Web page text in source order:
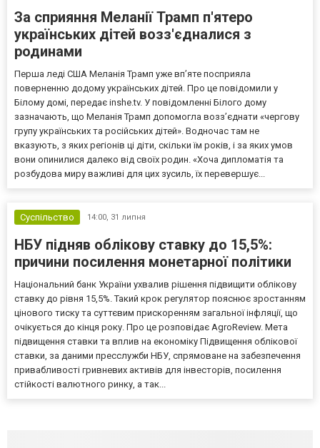
За сприяння Меланії Трамп п'ятеро
українських дітей возз'єдналися з
родинами
Перша леді США Меланія Трамп уже впʼяте посприяла
поверненню додому українських дітей. Про це повідомили у
Білому домі, передає inshe.tv. У повідомленні Білого дому
зазначають, що Меланія Трамп допомогла возз’єднати «чергову
групу українських та російських дітей». Водночас там не
вказують, з яких регіонів ці діти, скільки їм років, і за яких умов
вони опинилися далеко від своїх родин. «Хоча дипломатія та
розбудова миру важливі для цих зусиль, їх перевершує...
Суспільство 14:00, 31 липня
НБУ підняв облікову ставку до 15,5%:
причини посилення монетарної політики
Національний банк України ухвалив рішення підвищити облікову
ставку до рівня 15,5%. Такий крок регулятор пояснює зростанням
цінового тиску та суттєвим прискоренням загальної інфляції, що
очікується до кінця року. Про це розповідає AgroReview. Мета
підвищення ставки та вплив на економіку Підвищення облікової
ставки, за даними пресслужби НБУ, спрямоване на забезпечення
привабливості гривневих активів для інвесторів, посилення
стійкості валютного ринку, а так...